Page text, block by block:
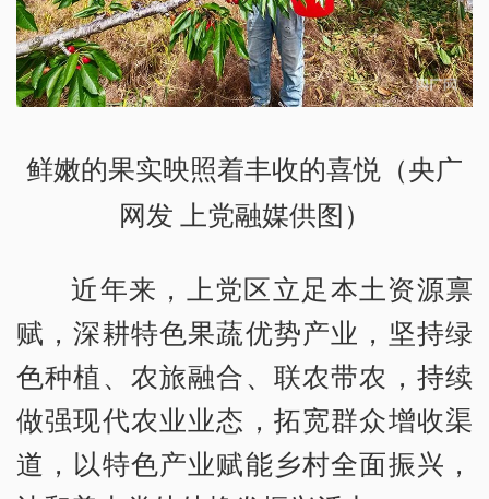
鲜嫩的果实映照着丰收的喜悦（央广
网发 上党融媒供图）
近年来，上党区立足本土资源禀
赋，深耕特色果蔬优势产业，坚持绿
色种植、农旅融合、联农带农，持续
做强现代农业业态，拓宽群众增收渠
道，以特色产业赋能乡村全面振兴，